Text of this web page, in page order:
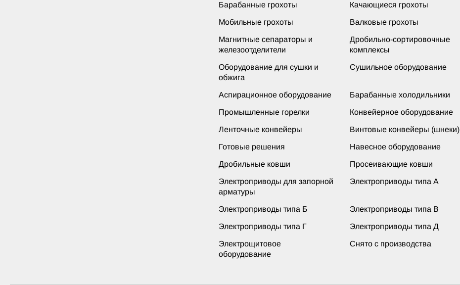
Барабанные грохоты Качающиеся грохоты
Мобильные грохоты Валковые грохоты
Магнитные сепараторы и
железоотделители
Дробильно-сортировочные
комплексы
Оборудование для сушки и
обжига
Сушильное оборудование
Аспирационное оборудование Барабанные холодильники
Промышленные горелки Конвейерное оборудование
Ленточные конвейеры Винтовые конвейеры (шнеки)
Готовые решения Навесное оборудование
Дробильные ковши Просеивающие ковши
Электроприводы для запорной
арматуры
Электроприводы типа А
Электроприводы типа Б Электроприводы типа В
Электроприводы типа Г Электроприводы типа Д
Электрощитовое
оборудование
Снято с производства